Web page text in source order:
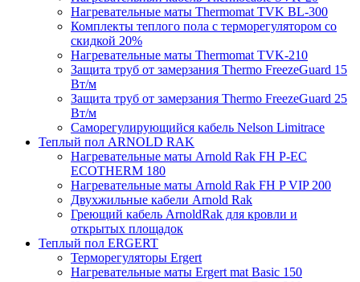
Нагревательные маты Thermomat TVK BL-300
Комплекты теплого пола с терморегулятором со
скидкой 20%
Нагревательные маты Thermomat TVK-210
Защита труб от замерзания Thermo FreezeGuard 15
Вт/м
Защита труб от замерзания Thermo FreezeGuard 25
Вт/м
Саморегулирующийся кабель Nelson Limitrace
Теплый пол ARNOLD RAK
Нагревательные маты Arnold Rak FH P-EC
ECOTHERM 180
Нагревательные маты Arnold Rak FH P VIP 200
Двухжильные кабели Arnold Rak
Греющий кабель ArnoldRak для кровли и
открытых площадок
Теплый пол ERGERT
Терморегуляторы Ergert
Нагревательные маты Ergert mat Basic 150